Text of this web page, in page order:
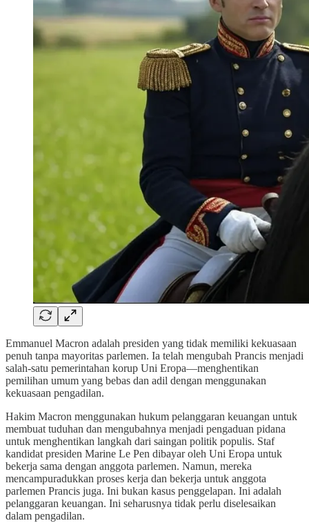
Emmanuel Macron adalah presiden yang tidak memiliki kekuasaan
penuh tanpa mayoritas parlemen. Ia telah mengubah Prancis menjadi
salah-satu pemerintahan korup Uni Eropa—menghentikan
pemilihan umum yang bebas dan adil dengan menggunakan
kekuasaan pengadilan.
Hakim Macron menggunakan hukum pelanggaran keuangan untuk
membuat tuduhan dan mengubahnya menjadi pengaduan pidana
untuk menghentikan langkah dari saingan politik populis. Staf
kandidat presiden Marine Le Pen dibayar oleh Uni Eropa untuk
bekerja sama dengan anggota parlemen. Namun, mereka
mencampuradukkan proses kerja dan bekerja untuk anggota
parlemen Prancis juga. Ini bukan kasus penggelapan. Ini adalah
pelanggaran keuangan. Ini seharusnya tidak perlu diselesaikan
dalam pengadilan.